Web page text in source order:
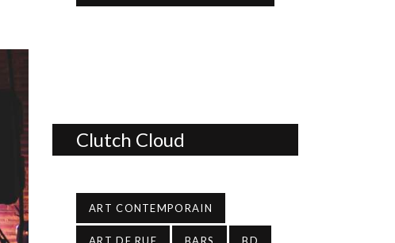
Clutch Cloud
ART CONTEMPORAIN